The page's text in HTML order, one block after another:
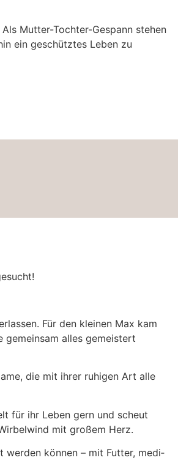
Mutter-Tochter-Gespann stehen
ein geschütztes Leben zu
Für den klei­nen Max kam
alles gemeis­tert
die mit ihrer ruhi­gen Art alle
für ihr Leben gern und scheut
mit gro­ßem Herz.
wer­den kön­nen – mit Fut­ter, medi­